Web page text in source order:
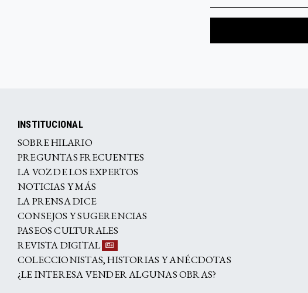
INSTITUCIONAL
SOBRE HILARIO
PREGUNTAS FRECUENTES
LA VOZ DE LOS EXPERTOS
NOTICIAS Y MÁS
LA PRENSA DICE
CONSEJOS Y SUGERENCIAS
PASEOS CULTURALES
REVISTA DIGITAL
COLECCIONISTAS, HISTORIAS Y ANÉCDOTAS
¿LE INTERESA VENDER ALGUNAS OBRAS?